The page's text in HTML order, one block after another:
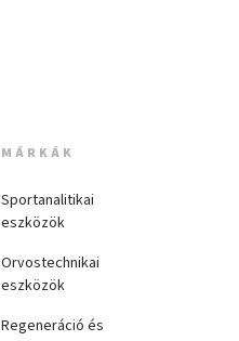
MÁRKÁK
Sportanalitikai
eszközök
Orvostechnikai
eszközök
Regeneráció és